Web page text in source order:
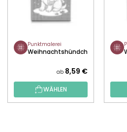
Punktmalerei
Weihnachtshündchen
ab 8,59 €
WÄHLEN